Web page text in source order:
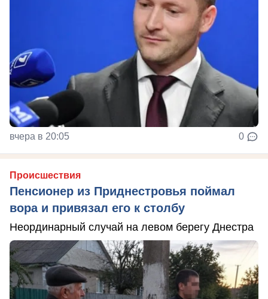
вчера в 20:05 0
Происшествия
Пенсионер из Приднестровья поймал
вора и привязал его к столбу
Неординарный случай на левом берегу Днестра